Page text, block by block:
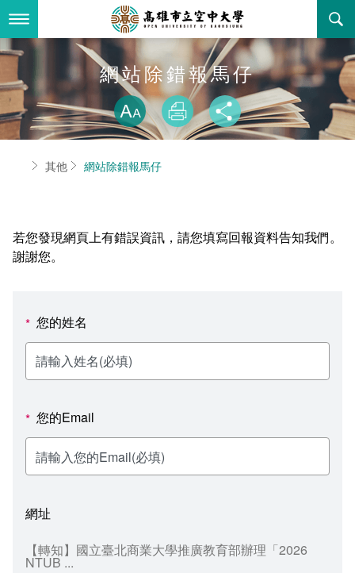
到
要
內最新消息
全部公告
教務公告
學系公告
活動研習
歷史訊息
新聞媒體專區
校園行事曆
報名系統
線上報名查詢
關於本校
空大簡介
立案證明
空大有利的學習條件
環境設備
本校位置
資訊圖像化專區
活動花絮
影音資訊
行政單位
行政單位簡介
校長室
教務處課務組
學習指導中心
輔導處
研發處
秘書處出納組
秘書處文書組
學術單位
通識教育中心
法律學系
大眾傳播學系
外國語文學系
文化藝術學系
健康管理與促進學系
其他好站
資訊相關法規
校務資訊
新生報名
在學資訊
校務系統
課程大綱
網路選課
校園行事曆
校內系統
資訊服務線上報修系統
消耗品申請
教室‧會議室預約系統
線上報修最新消息
問卷調查
法令規章
政府公開資訊
常見問答
網站除錯報馬仔
略過字型切
放大
列印 分享
首頁其他 網站除錯報馬仔
若您發現網頁上有錯誤資訊，請您填寫回報資料告知我們。
謝謝您。
* 您的姓名
* 您的Email
網址
【轉知】國立臺北商業大學推廣教育部辦理「2026
NTUB ...